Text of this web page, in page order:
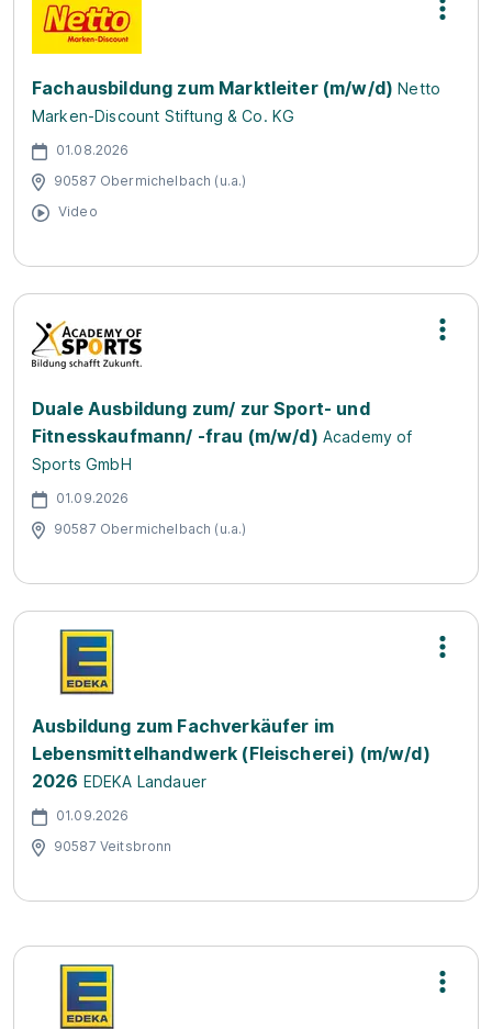
Fachausbildung zum Marktleiter (m/w/d) Netto
Marken-Discount Stiftung & Co. KG
01.08.2026
90587 Obermichelbach (u.a.)
Video
Duale Ausbildung zum/ zur Sport- und
Fitnesskaufmann/ -frau (m/w/d) Academy of
Sports GmbH
01.09.2026
90587 Obermichelbach (u.a.)
Ausbildung zum Fachverkäufer im
Lebensmittelhandwerk (Fleischerei) (m/w/d)
2026 EDEKA Landauer
01.09.2026
90587 Veitsbronn